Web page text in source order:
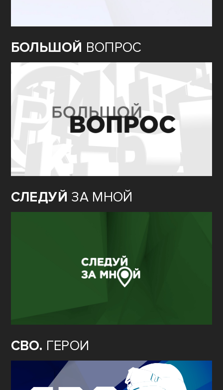
БОЛЬШОЙ ВОПРОС
СЛЕДУЙ ЗА МНОЙ
СВО. ГЕРОИ